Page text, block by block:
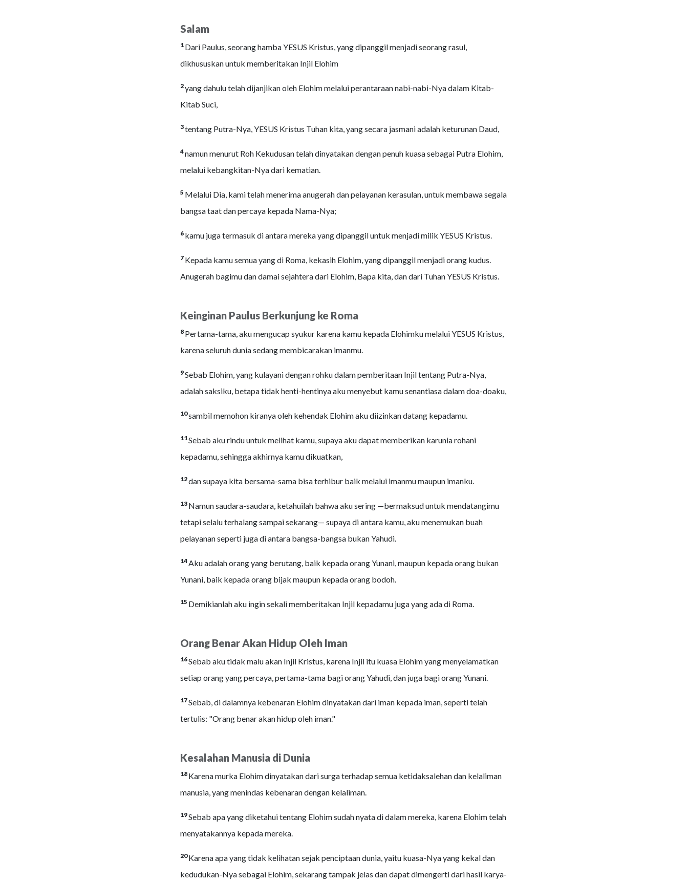
Salam
1 Dari Paulus, seorang hamba YESUS Kristus, yang dipanggil menjadi seorang rasul,
dikhususkan untuk memberitakan Injil Elohim
2yang dahulu telah dijanjikan oleh Elohim melalui perantaraan nabi-nabi-Nya dalam Kitab-
Kitab Suci,
3tentang Putra-Nya, YESUS Kristus Tuhan kita, yang secara jasmani adalah keturunan Daud,
4namun menurut Roh Kekudusan telah dinyatakan dengan penuh kuasa sebagai Putra Elohim,
melalui kebangkitan-Nya dari kematian.
5 Melalui Dia, kami telah menerima anugerah dan pelayanan kerasulan, untuk membawa segala
bangsa taat dan percaya kepada Nama-Nya;
6 kamu juga termasuk di antara mereka yang dipanggil untuk menjadi milik YESUS Kristus.
7 Kepada kamu semua yang di Roma, kekasih Elohim, yang dipanggil menjadi orang kudus.
Anugerah bagimu dan damai sejahtera dari Elohim, Bapa kita, dan dari Tuhan YESUS Kristus.
Keinginan Paulus Berkunjung ke Roma
8 Pertama-tama, aku mengucap syukur karena kamu kepada Elohimku melalui YESUS Kristus,
karena seluruh dunia sedang membicarakan imanmu.
9Sebab Elohim, yang kulayani dengan rohku dalam pemberitaan Injil tentang Putra-Nya,
adalah saksiku, betapa tidak henti-hentinya aku menyebut kamu senantiasa dalam doa-doaku,
10sambil memohon kiranya oleh kehendak Elohim aku diizinkan datang kepadamu.
11Sebab aku rindu untuk melihat kamu, supaya aku dapat memberikan karunia rohani
kepadamu, sehingga akhirnya kamu dikuatkan,
12dan supaya kita bersama-sama bisa terhibur baik melalui imanmu maupun imanku.
13 Namun saudara-saudara, ketahuilah bahwa aku sering —bermaksud untuk mendatangimu
tetapi selalu terhalang sampai sekarang— supaya di antara kamu, aku menemukan buah
pelayanan seperti juga di antara bangsa-bangsa bukan Yahudi.
14Aku adalah orang yang berutang, baik kepada orang Yunani, maupun kepada orang bukan
Yunani, baik kepada orang bijak maupun kepada orang bodoh.
15 Demikianlah aku ingin sekali memberitakan Injil kepadamu juga yang ada di Roma.
Orang Benar Akan Hidup Oleh Iman
16Sebab aku tidak malu akan Injil Kristus, karena Injil itu kuasa Elohim yang menyelamatkan
setiap orang yang percaya, pertama-tama bagi orang Yahudi, dan juga bagi orang Yunani.
17Sebab, di dalamnya kebenaran Elohim dinyatakan dari iman kepada iman, seperti telah
tertulis: "Orang benar akan hidup oleh iman."
Kesalahan Manusia di Dunia
18 Karena murka Elohim dinyatakan dari surga terhadap semua ketidaksalehan dan kelaliman
manusia, yang menindas kebenaran dengan kelaliman.
19Sebab apa yang diketahui tentang Elohim sudah nyata di dalam mereka, karena Elohim telah
menyatakannya kepada mereka.
20Karena apa yang tidak kelihatan sejak penciptaan dunia, yaitu kuasa-Nya yang kekal dan
kedudukan-Nya sebagai Elohim, sekarang tampak jelas dan dapat dimengerti dari hasil karya-